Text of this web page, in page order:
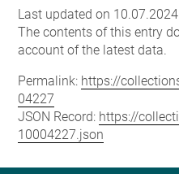
Last updated on 10.07.2024
The contents of this entry
account of the latest data.
Permalink: https://
04227
JSON Record: https://
10004227.json